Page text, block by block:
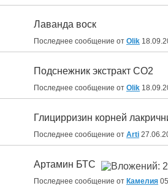
Лаванда воск
Последнее сообщение от Olik
Подснежник экстракт СО2
Последнее сообщение от Olik
Глицирризин корней
Последнее сообщение от Arti
Артамин БТС
Последнее сообщение от Камелия